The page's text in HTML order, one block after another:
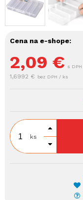
Cena na e-shope:
2,09 € s
1,6992 € bez DPH / ks
ks